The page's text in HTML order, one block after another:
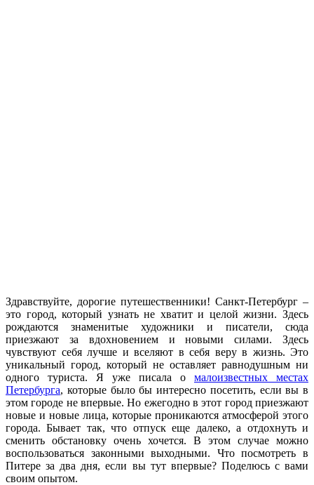
Здравствуйте, дорогие путешественники! Санкт-Петербург –
это город, который узнать не хватит и целой жизни. Здесь
рождаются знаменитые художники и писатели, сюда
приезжают за вдохновением и новыми силами. Здесь
чувствуют себя лучше и вселяют в себя веру в жизнь. Это
уникальный город, который не оставляет равнодушным ни
одного туриста. Я уже писала о малоизвестных местах
Петербурга, которые было бы интересно посетить, если вы в
этом городе не впервые. Но ежегодно в этот город приезжают
новые и новые лица, которые проникаются атмосферой этого
города. Бывает так, что отпуск еще далеко, а отдохнуть и
сменить обстановку очень хочется. В этом случае можно
воспользоваться законными выходными. Что посмотреть в
Питере за два дня, если вы тут впервые? Поделюсь с вами
своим опытом.